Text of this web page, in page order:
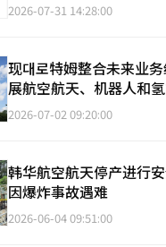
2026-07-31 14:28:00
现대로特姆整合未来业
展航空航天、机器人和
2026-07-02 09:20:00
韩华航空航天停产进行
因爆炸事故遇难
2026-06-04 09:51:00